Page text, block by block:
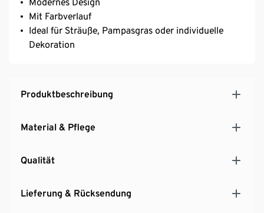
Mit Farbverlauf
Ideal für Sträuße, Pampasgras oder individuelle
Dekoration
Produktbeschreibung
Material & Pflege
Qualität
Lieferung & Rücksendung